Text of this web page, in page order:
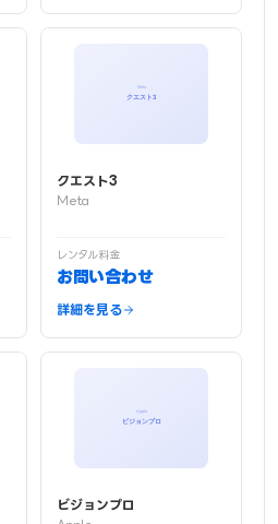
クエスト3
Meta
レンタル料金
お問い合わせ
詳細を見る
ビジョンプロ